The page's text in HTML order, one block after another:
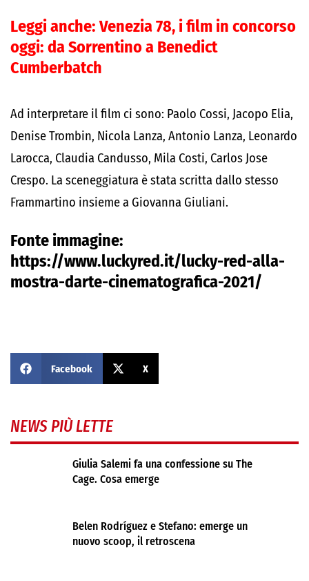
Leggi anche:Venezia 78, i film in concorso
oggi: da Sorrentino a Benedict
Cumberbatch
Ad interpretare il film ci sono: Paolo Cossi, Jacopo Elia,
Denise Trombin, Nicola Lanza, Antonio Lanza, Leonardo
Larocca, Claudia Candusso, Mila Costi, Carlos Jose
Crespo. La sceneggiatura è stata scritta dallo stesso
Frammartino insieme a Giovanna Giuliani.
Fonte immagine:
https://www.luckyred.it/lucky-red-alla-
mostra-darte-cinematografica-2021/
Facebook X
NEWS PIÙ LETTE
Giulia Salemi fa una confessione su The
Cage. Cosa emerge
Belen Rodríguez e Stefano: emerge un
nuovo scoop, il retroscena